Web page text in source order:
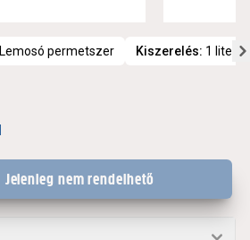
Lemosó permetszer Kiszerelés: 1 liter
Jelenleg nem rendelhető